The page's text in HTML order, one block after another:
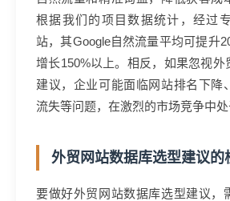
根据我们的项目数据统计，经过
站，其Google自然流量平均可提升
增长150%以上。相反，如果忽视外
建议，企业可能面临网站排名下降
流失等问题，在激烈的市场竞争中处
外贸网站数据库选型建议的
要做好外贸网站数据库选型建议，